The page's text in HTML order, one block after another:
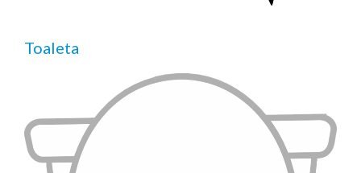
Toaleta